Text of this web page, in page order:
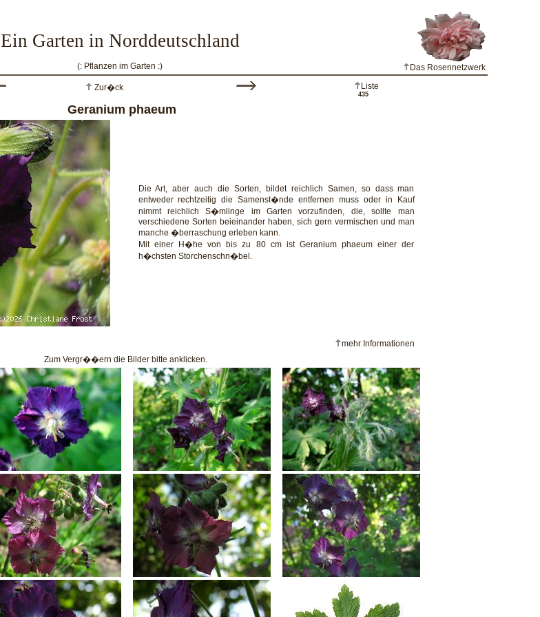
Ein Garten in Norddeutschland
(: Pflanzen im Garten :) Das Rosennetzwerk
Zur�ck Liste
435
Geranium phaeum
Die Art, aber auch die Sorten, bildet reichlich Samen, so dass man
entweder rechtzeitig die Samenst�nde entfernen muss oder in Kauf
nimmt reichlich S�mlinge im Garten vorzufinden, die, sollte man
verschiedene Sorten beieinander haben, sich gern vermischen und man
manche �berraschung erleben kann.
Mit einer H�he von bis zu 80 cm ist Geranium phaeum einer der
h�chsten Storchenschn�bel.
mehr Informationen
Zum Vergr��ern die Bilder bitte anklicken.